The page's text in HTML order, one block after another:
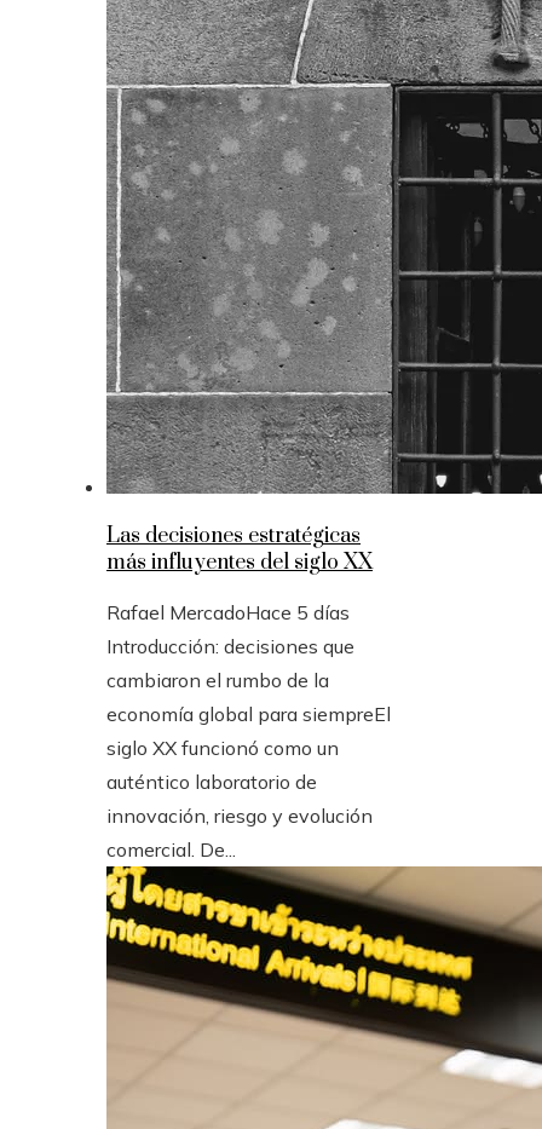
Las decisiones estratégicas
más influyentes del siglo XX
Rafael MercadoHace 5 días
Introducción: decisiones que
cambiaron el rumbo de la
economía global para siempreEl
siglo XX funcionó como un
auténtico laboratorio de
innovación, riesgo y evolución
comercial. De...